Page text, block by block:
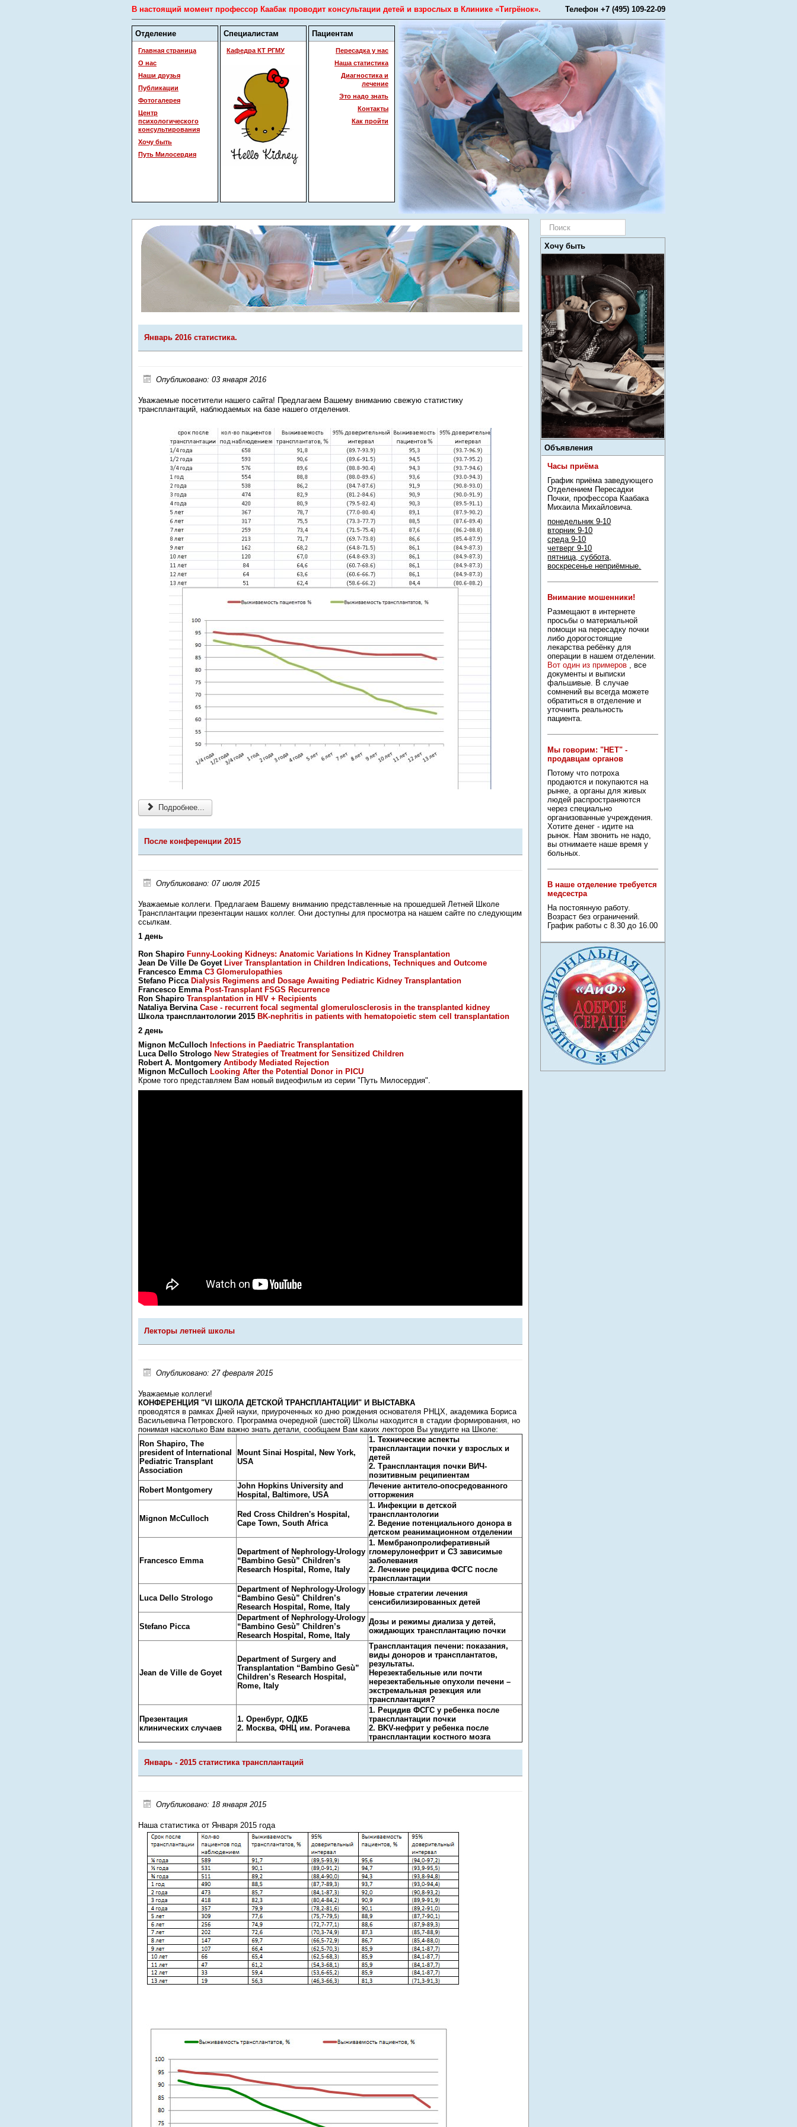
В настоящий момент профессор Каабак проводит консультации детей и взрослых в Клинике «Тигрёнок». Телефон +7 (495) 109-22-09
Отделение
Главная страница
О нас
Наши друзья
Публикации
Фотогалерея
Центр
психологического
консультирования
Хочу быть
Путь Милосердия
Специалистам
Кафедра КТ РГМУ
Пациентам
Пересадка у нас
Наша статистика
Диагностика и
лечение
Это надо знать
Контакты
Как пройти
Январь 2016 статистика.
Опубликовано: 03 января 2016
Уважаемые посетители нашего сайта! Предлагаем Вашему вниманию свежую статистику
трансплантаций, наблюдаемых на базе нашего отделения.
Подробнее...
После конференции 2015
Опубликовано: 07 июля 2015
Уважаемые коллеги. Предлагаем Вашему вниманию представленные на прошедшей Летней Школе
Трансплантации презентации наших коллег. Они доступны для просмотра на нашем сайте по следующим
ссылкам.
1 день
Ron Shapiro Funny-Looking Kidneys: Anatomic Variations In Kidney Transplantation
Jean De Ville De Goyet Liver Transplantation in Children Indications, Techniques and Outcome
Francesco Emma C3 Glomerulopathies
Stefano Picca Dialysis Regimens and Dosage Awaiting Pediatric Kidney Transplantation
Francesco Emma Post-Transplant FSGS Recurrence
Ron Shapiro Transplantation in HIV + Recipients
Nataliya Bervina Case - recurrent focal segmental glomerulosclerosis in the transplanted kidney
Школа трансплантологии 2015 BK-nephritis in patients with hematopoietic stem cell transplantation
2 день
Mignon McCulloch Infections in Paediatric Transplantation
Luca Dello Strologo New Strategies of Treatment for Sensitized Children
Robert A. Montgomery Antibody Mediated Rejection
Mignon McCulloch Looking After the Potential Donor in PICU
Кроме того представляем Вам новый видеофильм из серии "Путь Милосердия".
Лекторы летней школы
Опубликовано: 27 февраля 2015
Уважаемые коллеги!
КОНФЕРЕНЦИЯ "VI ШКОЛА ДЕТСКОЙ ТРАНСПЛАНТАЦИИ" И ВЫСТАВКА
проводятся в рамках Дней науки, приуроченных ко дню рождения основателя РНЦХ, академика Бориса
Васильевича Петровского. Программа очередной (шестой) Школы находится в стадии формирования, но
понимая насколько Вам важно знать детали, сообщаем Вам каких лекторов Вы увидите на Школе:
Ron Shapiro, The
president of International
Pediatric Transplant
Association
Mount Sinai Hospital, New York,
USA
1. Технические аспекты
трансплантации почки у взрослых и
детей
2. Трансплантация почки ВИЧ-
позитивным реципиентам
Robert Montgomery
John Hopkins University and
Hospital, Baltimore, USA
Лечение антитело-опосредованного
отторжения
Mignon McCulloch
Red Cross Children's Hospital,
Cape Town, South Africa
1. Инфекции в детской
трансплантологии
2. Ведение потенциального донора в
детском реанимационном отделении
Francesco Emma
Department of Nephrology-Urology
“Bambino Gesù” Children’s
Research Hospital, Rome, Italy
1. Мембранопролиферативный
гломерулонефрит и C3 зависимые
заболевания
2. Лечение рецидива ФСГС после
трансплантации
Luca Dello Strologo
Department of Nephrology-Urology
“Bambino Gesù” Children’s
Research Hospital, Rome, Italy
Новые стратегии лечения
сенсибилизированных детей
Stefano Picca
Department of Nephrology-Urology
“Bambino Gesù” Children’s
Research Hospital, Rome, Italy
Дозы и режимы диализа у детей,
ожидающих трансплантацию почки
Jean de Ville de Goyet
Department of Surgery and
Transplantation “Bambino Gesù”
Children’s Research Hospital,
Rome, Italy
Трансплантация печени: показания,
виды доноров и трансплантатов,
результаты.
Нерезектабельные или почти
нерезектабельные опухоли печени –
экстремальная резекция или
трансплантация?
Презентация
клинических случаев
1. Оренбург, ОДКБ
2. Москва, ФНЦ им. Рогачева
1. Рецидив ФСГС у ребенка после
трансплантации почки
2. BKV-нефрит у ребенка после
трансплантации костного мозга
Январь - 2015 статистика трансплантаций
Опубликовано: 18 января 2015
Наша статистика от Января 2015 года
Искать...
Хочу быть
Объявления
Часы приёма
График приёма заведующего
Отделением Пересадки
Почки, профессора Каабака
Михаила Михайловича.
понедельник 9-10
вторник 9-10
среда 9-10
четверг 9-10
пятница, суббота,
воскресенье неприёмные.
Внимание мошенники!
Размещают в интернете
просьбы о материальной
помощи на пересадку почки
либо дорогостоящие
лекарства ребёнку для
операции в нашем отделении.
Вот один из примеров , все
документы и выписки
фальшивые. В случае
сомнений вы всегда можете
обратиться в отделение и
уточнить реальность
пациента.
Мы говорим: "НЕТ" -
продавцам органов
Потому что потроха
продаются и покупаются на
рынке, а органы для живых
людей распространяются
через специально
организованные учреждения.
Хотите денег - идите на
рынок. Нам звонить не надо,
вы отнимаете наше время у
больных.
В наше отделение требуется
медсестра
На постоянную работу.
Возраст без ограничений.
График работы с 8.30 до 16.00